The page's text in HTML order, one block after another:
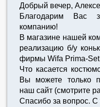
Добрый вечер,
Благодарим Вас
компанию!
В магазине нашей
реализацию б/у
фирмы Wifa Prima-
Что касается
Вы можете только
наш сайт (смотрите
Спасибо за вопрос.